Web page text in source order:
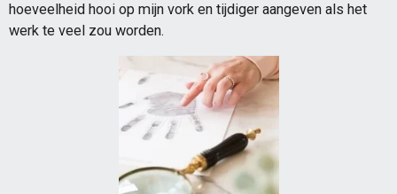
hoeveelheid hooi op mijn vork en tijdiger aangeven als het
werk te veel zou worden.